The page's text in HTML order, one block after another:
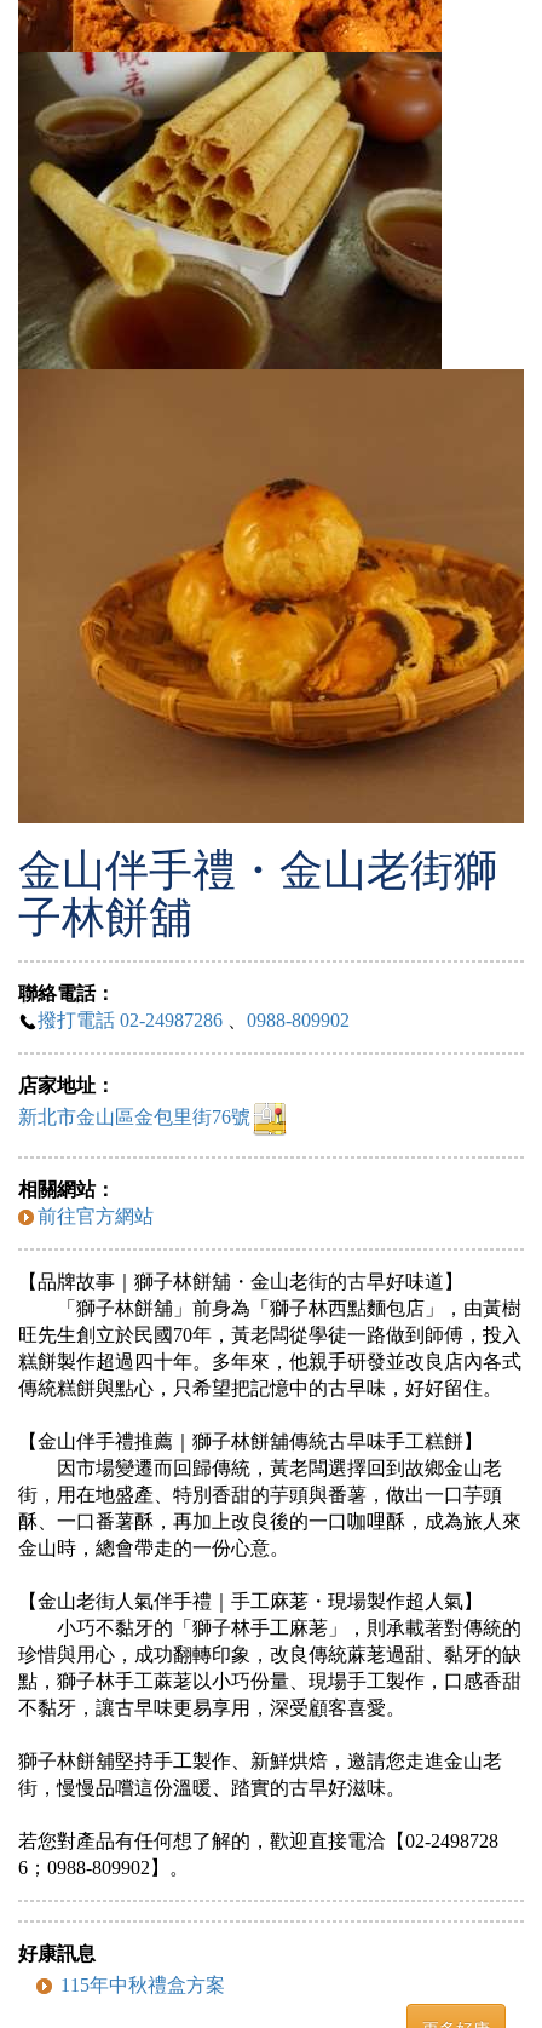
金山伴手禮・金山老街獅
子林餅舖
聯絡電話：
撥打電話 02-24987286
0988-809902
店家地址：
新北市金山區金包里街76號
相關網站：
前往官方網站
【品牌故事｜獅子林餅舖・金山老街的古早好味道】
「獅子林餅舖」前身為「獅子林西點麵包店」，由黃樹
旺先生創立於民國70年，黃老闆從學徒一路做到師傅，投入
糕餅製作超過四十年。多年來，他親手研發並改良店內各式
傳統糕餅與點心，只希望把記憶中的古早味，好好留住。
【金山伴手禮推薦｜獅子林餅舖傳統古早味手工糕餅】
因市場變遷而回歸傳統，黃老闆選擇回到故鄉金山老
街，用在地盛產、特別香甜的芋頭與番薯，做出一口芋頭
酥、一口番薯酥，再加上改良後的一口咖哩酥，成為旅人來
金山時，總會帶走的一份心意。
【金山老街人氣伴手禮｜手工麻荖・現場製作超人氣】
小巧不黏牙的「獅子林手工麻荖」，則承載著對傳統的
珍惜與用心，成功翻轉印象，改良傳統蔴荖過甜、黏牙的缺
點，獅子林手工蔴荖以小巧份量、現場手工製作，口感香甜
不黏牙，讓古早味更易享用，深受顧客喜愛。
獅子林餅舖堅持手工製作、新鮮烘焙，邀請您走進金山老
街，慢慢品嚐這份溫暖、踏實的古早好滋味。
若您對產品有任何想了解的，歡迎直接電洽【02-2498728
6；0988-809902】。
好康訊息
115年中秋禮盒方案